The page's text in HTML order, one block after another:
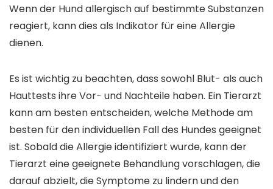
Wenn der Hund allergisch auf bestimmte Substanzen
reagiert, kann dies als Indikator für eine Allergie
dienen.
Es ist wichtig zu beachten, dass sowohl Blut- als auch
Hauttests ihre Vor- und Nachteile haben. Ein Tierarzt
kann am besten entscheiden, welche Methode am
besten für den individuellen Fall des Hundes geeignet
ist. Sobald die Allergie identifiziert wurde, kann der
Tierarzt eine geeignete Behandlung vorschlagen, die
darauf abzielt, die Symptome zu lindern und den